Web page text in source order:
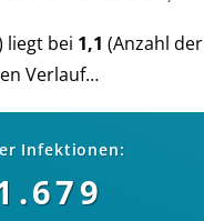
bei 1,1 (An­zahl
Verlauf…
Infektionen: